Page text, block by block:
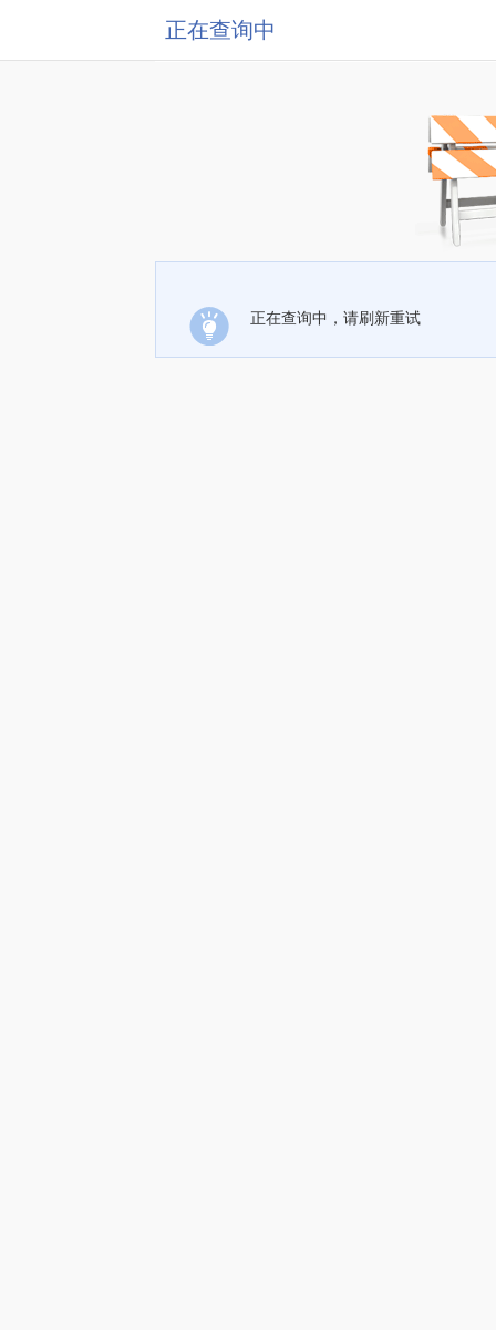
正在查询中
正在查询中，请刷新重试